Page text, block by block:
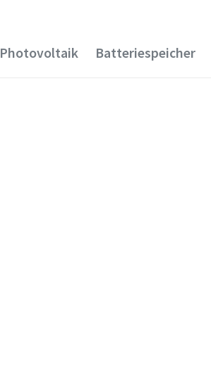
Photovoltaik Batteriespeicher